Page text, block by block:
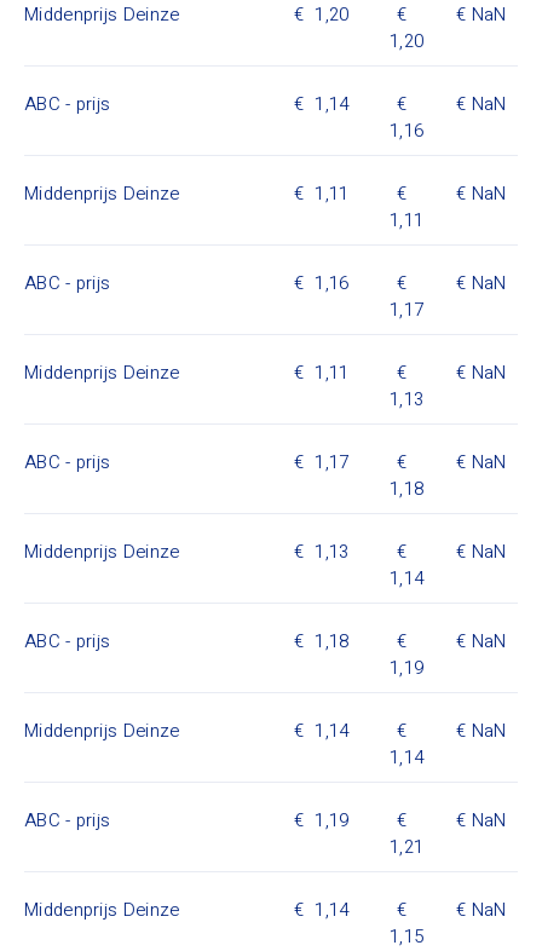
Middenprijs Deinze
1,20
1,20
NaN
ABC - prijs
1,14
1,16
NaN
Middenprijs Deinze
1,11
1,11
NaN
ABC - prijs
1,16
1,17
NaN
Middenprijs Deinze
1,11
1,13
NaN
ABC - prijs
1,17
1,18
NaN
Middenprijs Deinze
1,13
1,14
NaN
ABC - prijs
1,18
1,19
NaN
Middenprijs Deinze
1,14
1,14
NaN
ABC - prijs
1,19
1,21
NaN
Middenprijs Deinze
1,14
1,15
NaN